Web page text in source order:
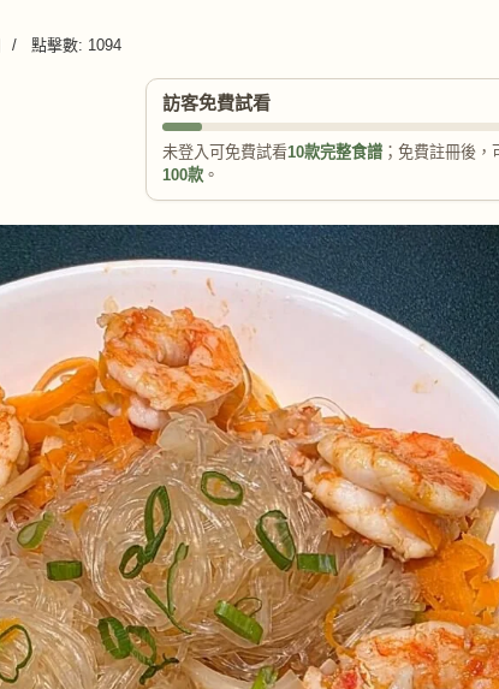
點擊數: 1094
訪客免費試看
未登入可免費試看10款完整食譜 ；免費註冊後，
100款 。